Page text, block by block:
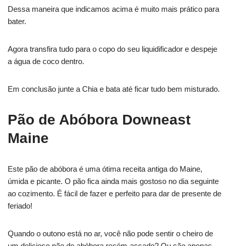
Dessa maneira que indicamos acima é muito mais prático para
bater.
Agora transfira tudo para o copo do seu liquidificador e despeje
a água de coco dentro.
Em conclusão junte a Chia e bata até ficar tudo bem misturado.
Pão de Abóbora Downeast
Maine
Este pão de abóbora é uma ótima receita antiga do Maine,
úmida e picante. O pão fica ainda mais gostoso no dia seguinte
ao cozimento. É fácil de fazer e perfeito para dar de presente de
feriado!
Quando o outono está no ar, você não pode sentir o cheiro de